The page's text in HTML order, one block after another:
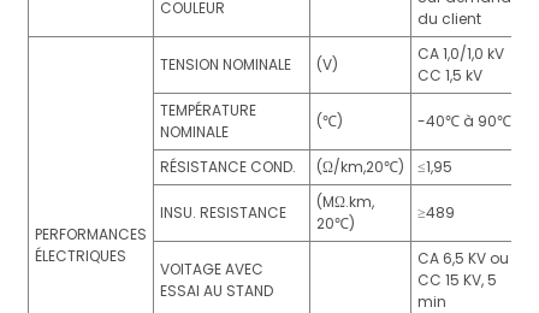
COULEUR
du client
PERFORMANCES
ÉLECTRIQUES
TENSION NOMINALE (V)
CA 1,0/1,0 kV
CC 1,5 kV
TEMPÉRATURE
NOMINALE
(℃) -40℃ à 90℃
RÉSISTANCE COND. (Ω/km,20℃) ≤1,95
INSU. RESISTANCE
(MΩ.km,
20℃)
≥489
VOITAGE AVEC
ESSAI AU STAND
CA 6,5 KV ou
CC 15 KV, 5
min